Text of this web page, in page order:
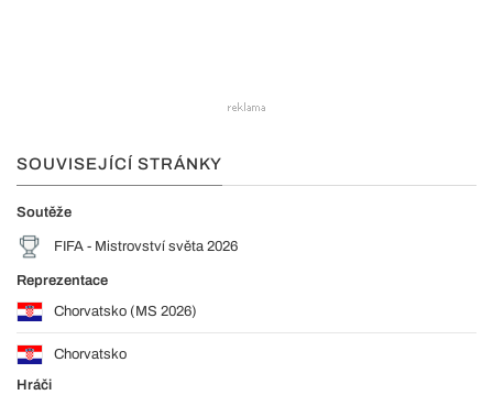
SOUVISEJÍCÍ STRÁNKY
Soutěže
FIFA - Mistrovství světa 2026
Reprezentace
Chorvatsko (MS 2026)
Chorvatsko
Hráči